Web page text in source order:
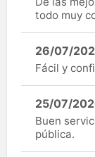
todo muy
26/07/
Fácil y
25/07/
Buen
pública.